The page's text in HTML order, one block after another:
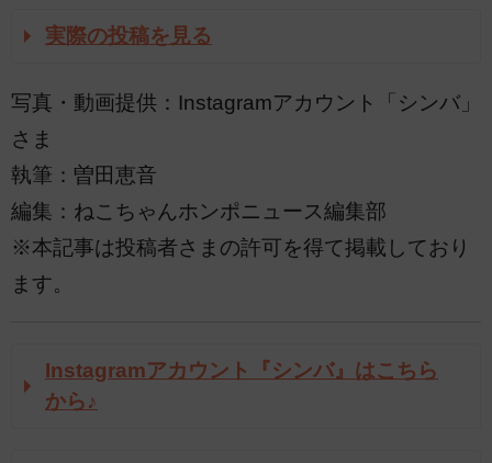
実際の投稿を見る
写真・動画提供：Instagramアカウント「シンバ」
さま
執筆：曽田恵音
編集：ねこちゃんホンポニュース編集部
※本記事は投稿者さまの許可を得て掲載しており
ます。
Instagramアカウント『シンバ』はこちら
から♪